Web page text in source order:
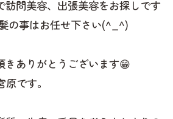
訪問美容、出張美容をお探しです
の事はお任せ下さい(^_^)
きありがとうございます😁
です。